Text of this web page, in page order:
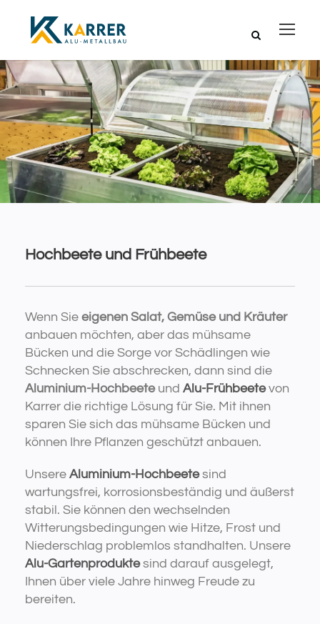
Hochbeete und Frühbeete
Wenn Sie eigenen Salat, Gemüse und Kräuter
anbauen möchten, aber das mühsame
Bücken und die Sorge vor Schädlingen wie
Schnecken Sie abschrecken, dann sind die
Aluminium-Hochbeeteund Alu-Frühbeetevon
Karrer die richtige Lösung für Sie. Mit ihnen
sparen Sie sich das mühsame Bücken und
können Ihre Pflanzen geschützt anbauen.
Unsere Aluminium-Hochbeetesind
wartungsfrei, korrosionsbeständig und äußerst
stabil. Sie können den wechselnden
Witterungsbedingungen wie Hitze, Frost und
Niederschlag problemlos standhalten. Unsere
Alu-Gartenproduktesind darauf ausgelegt,
Ihnen über viele Jahre hinweg Freude zu
bereiten.